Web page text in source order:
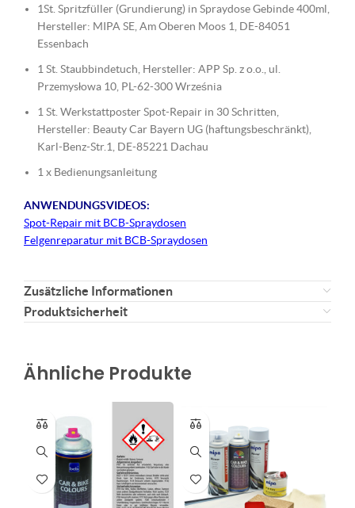
1St. Spritzfüller (Grundierung) in Spraydose Gebinde 400ml,
Hersteller: MIPA SE, Am Oberen Moos 1, DE-84051
Essenbach
1 St. Staubbindetuch, Hersteller: APP Sp. z o.o., ul.
Przemysłowa 10, PL-62-300 Września
1 St. Werkstattposter Spot-Repair in 30 Schritten,
Hersteller: Beauty Car Bayern UG (haftungsbeschränkt),
Karl-Benz-Str.1, DE-85221 Dachau
1 x Bedienungsanleitung
ANWENDUNGSVIDEOS:
Spot-Repair mit BCB-Spraydosen
Felgenreparatur mit BCB-Spraydosen
Zusätzliche Informationen
Produktsicherheit
Ähnliche Produkte